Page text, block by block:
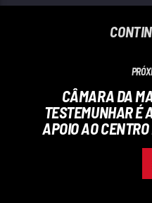
CÂMARA DA
TESTEMUNHAR É
APOIO AO